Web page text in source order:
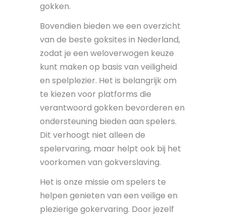
gokken.
Bovendien bieden we een overzicht
van de beste goksites in Nederland,
zodat je een weloverwogen keuze
kunt maken op basis van veiligheid
en spelplezier. Het is belangrijk om
te kiezen voor platforms die
verantwoord gokken bevorderen en
ondersteuning bieden aan spelers.
Dit verhoogt niet alleen de
spelervaring, maar helpt ook bij het
voorkomen van gokverslaving.
Het is onze missie om spelers te
helpen genieten van een veilige en
plezierige gokervaring. Door jezelf